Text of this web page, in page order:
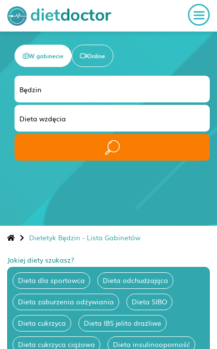
W gabinecie Online
Dietetyk Będzin - Lista Gabinetów
Jakiej diety szukasz?
Dieta dla sportowca Dieta odchudzająca
Dieta zaburzenia odżywiania Dieta SIBO
Dieta cukrzyca Dieta IBS jelito drażliwe
Dieta cukrzyca ciążowa Dieta insulinooporność